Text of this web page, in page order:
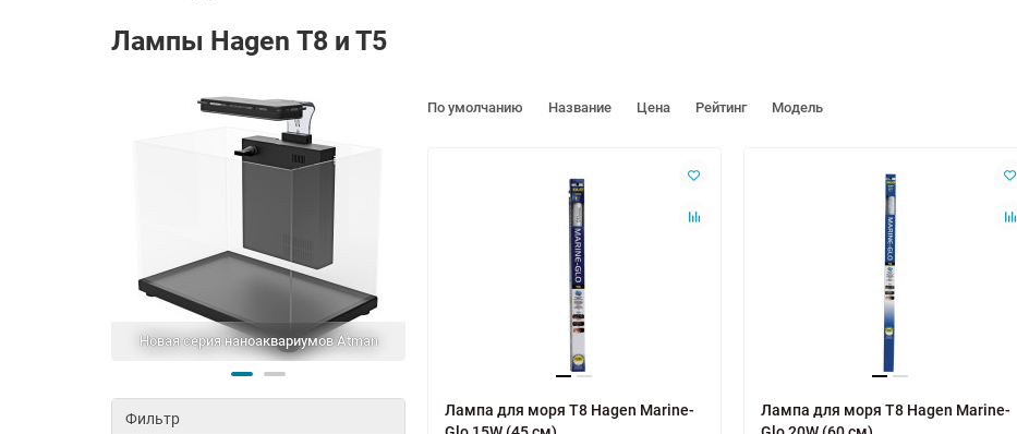
Лампы Hagen Т8 и Т5
Новая серия наноаквариумов Atman Небольшие аквариумы Atlantis
Фильтр
По умолчанию Название Цена Рейтинг Модель
Лампа для моря T8 Hagen Marine-
Лампа для моря T8 Hagen Marine-